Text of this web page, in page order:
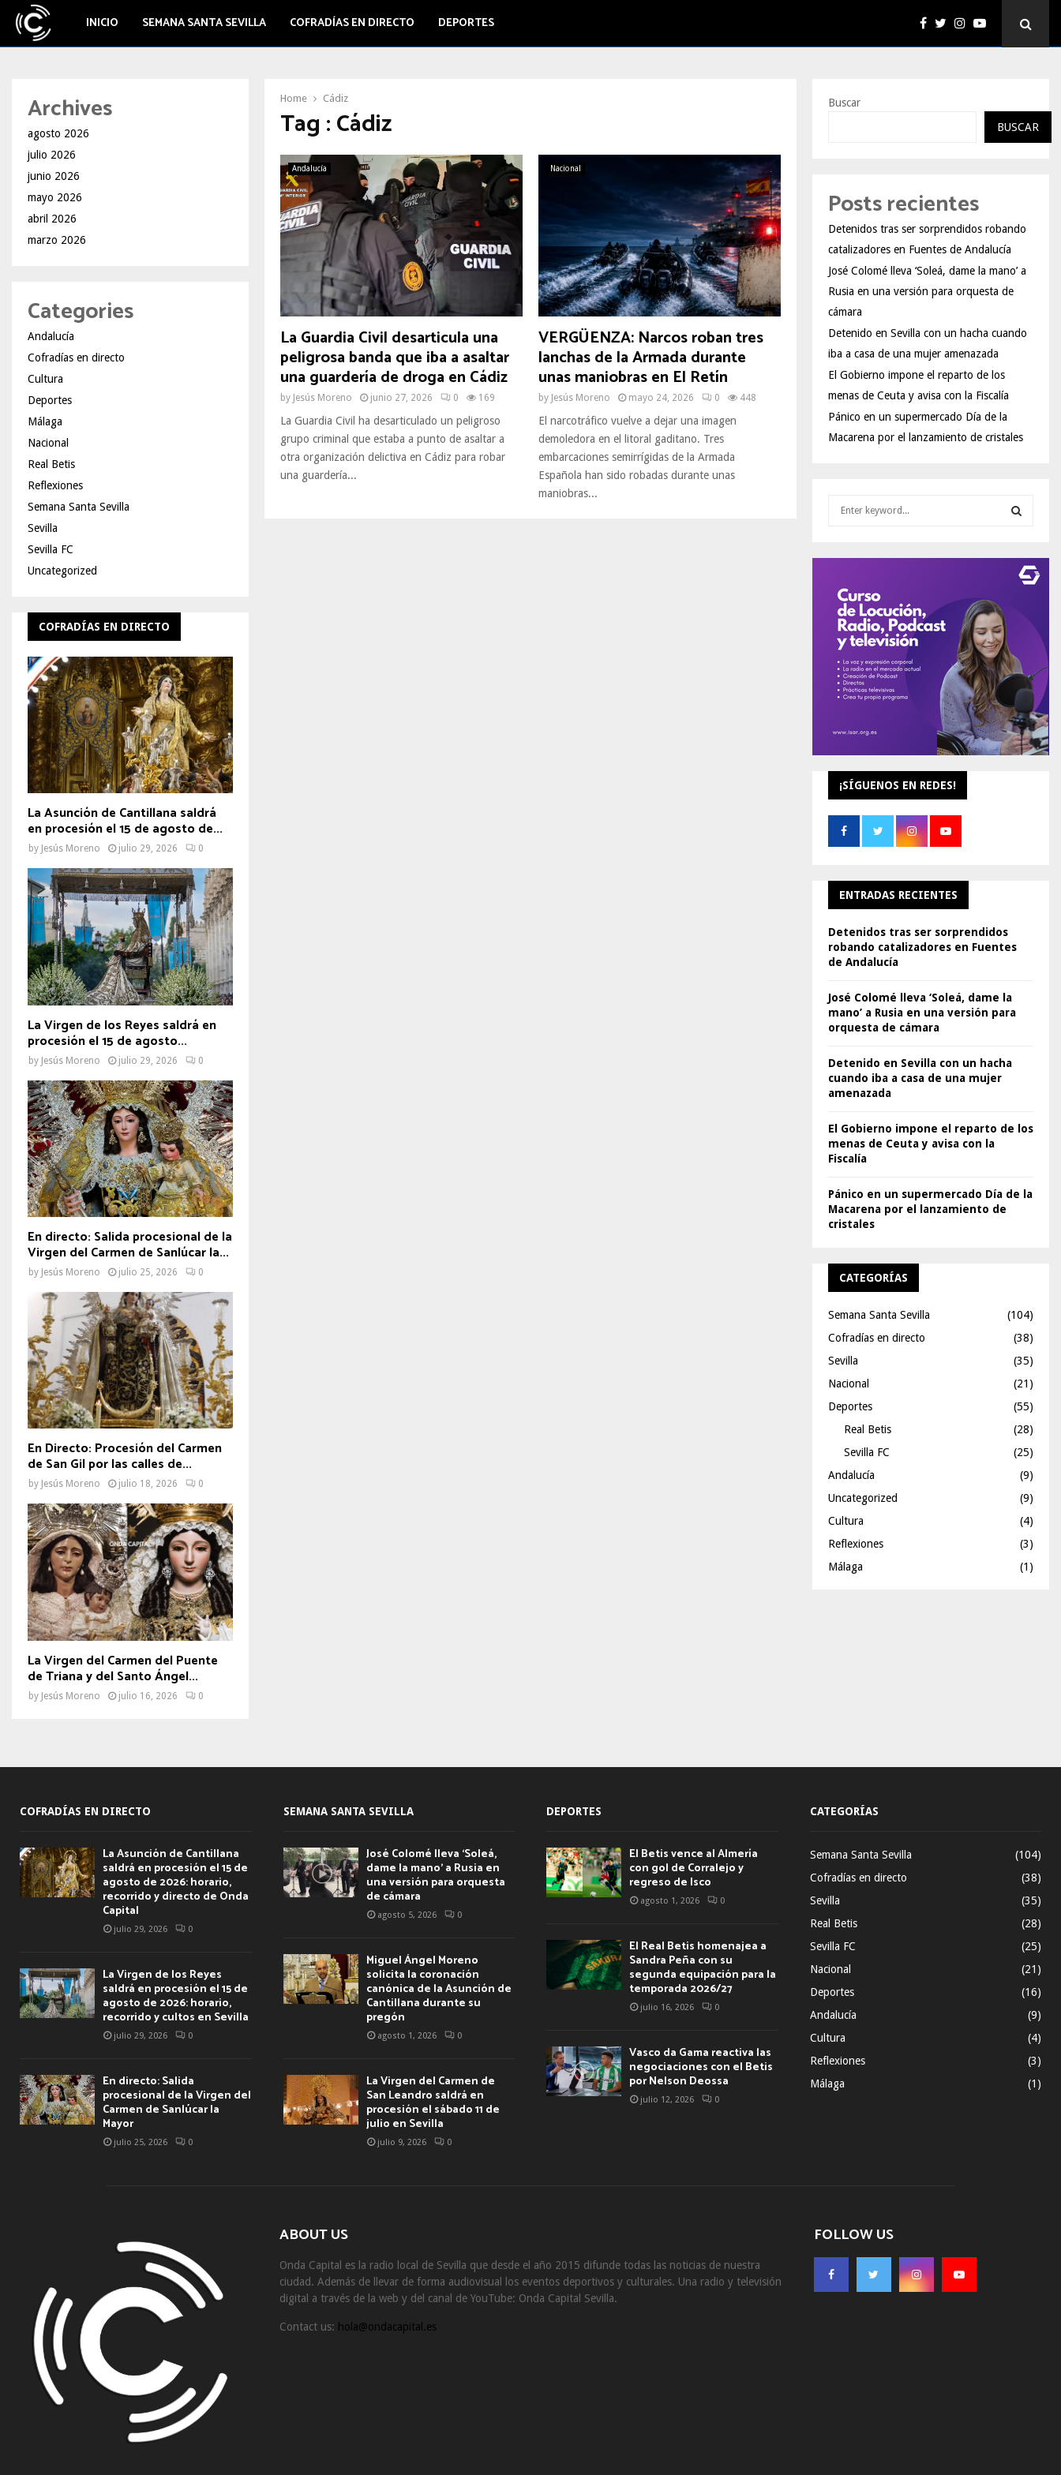
INICIO SEMANA SANTA SEVILLA COFRADÍAS EN DIRECTO DEPORTES
Home Cádiz
Tag : Cádiz
Andalucía
La Guardia Civil desarticula una
peligrosa banda que iba a asaltar
una guardería de droga en Cádiz
by Jesús Moreno junio 27, 2026 0 169
La Guardia Civil ha desarticulado un peligroso
grupo criminal que estaba a punto de asaltar a
otra organización delictiva en Cádiz para robar
una guardería...
Nacional
VERGÜENZA: Narcos roban tres
lanchas de la Armada durante
unas maniobras en El Retín
by Jesús Moreno mayo 24, 2026 0 448
El narcotráfico vuelve a dejar una imagen
demoledora en el litoral gaditano. Tres
embarcaciones semirrígidas de la Armada
Española han sido robadas durante unas
maniobras...
Archives
agosto 2026
julio 2026
junio 2026
mayo 2026
abril 2026
marzo 2026
Categories
Andalucía
Cofradías en directo
Cultura
Deportes
Málaga
Nacional
Real Betis
Reflexiones
Semana Santa Sevilla
Sevilla
Sevilla FC
Uncategorized
COFRADÍAS EN DIRECTO
La Asunción de Cantillana saldrá
en procesión el 15 de agosto de...
by Jesús Moreno julio 29, 2026 0
La Virgen de los Reyes saldrá en
procesión el 15 de agosto...
by Jesús Moreno julio 29, 2026 0
En directo: Salida procesional de la
Virgen del Carmen de Sanlúcar la...
by Jesús Moreno julio 25, 2026 0
En Directo: Procesión del Carmen
de San Gil por las calles de...
by Jesús Moreno julio 18, 2026 0
La Virgen del Carmen del Puente
de Triana y del Santo Ángel...
by Jesús Moreno julio 16, 2026 0
Buscar
BUSCAR
Posts recientes
Detenidos tras ser sorprendidos robando
catalizadores en Fuentes de Andalucía
José Colomé lleva ‘Soleá, dame la mano’ a
Rusia en una versión para orquesta de
cámara
Detenido en Sevilla con un hacha cuando
iba a casa de una mujer amenazada
El Gobierno impone el reparto de los
menas de Ceuta y avisa con la Fiscalía
Pánico en un supermercado Día de la
Macarena por el lanzamiento de cristales
C
H
¡SÍGUENOS EN REDES!
ENTRADAS RECIENTES
Detenidos tras ser sorprendidos
robando catalizadores en Fuentes
de Andalucía
José Colomé lleva ‘Soleá, dame la
mano’ a Rusia en una versión para
orquesta de cámara
Detenido en Sevilla con un hacha
cuando iba a casa de una mujer
amenazada
El Gobierno impone el reparto de los
menas de Ceuta y avisa con la
Fiscalía
Pánico en un supermercado Día de la
Macarena por el lanzamiento de
cristales
CATEGORÍAS
Semana Santa Sevilla
(104)
Cofradías en directo
(38)
Sevilla
(35)
Nacional
(21)
Deportes
(55)
Real Betis
(28)
Sevilla FC
(25)
Andalucía
(9)
Uncategorized
(9)
Cultura
(4)
Reflexiones
(3)
Málaga
(1)
COFRADÍAS EN DIRECTO
La Asunción de Cantillana
saldrá en procesión el 15 de
agosto de 2026: horario,
recorrido y directo de Onda
Capital
julio 29, 2026 0
La Virgen de los Reyes
saldrá en procesión el 15 de
agosto de 2026: horario,
recorrido y cultos en Sevilla
julio 29, 2026 0
En directo: Salida
procesional de la Virgen del
Carmen de Sanlúcar la
Mayor
julio 25, 2026 0
SEMANA SANTA SEVILLA
José Colomé lleva ‘Soleá,
dame la mano’ a Rusia en
una versión para orquesta
de cámara
agosto 5, 2026 0
Miguel Ángel Moreno
solicita la coronación
canónica de la Asunción de
Cantillana durante su
pregón
agosto 1, 2026 0
La Virgen del Carmen de
San Leandro saldrá en
procesión el sábado 11 de
julio en Sevilla
julio 9, 2026 0
DEPORTES
El Betis vence al Almería
con gol de Corralejo y
regreso de Isco
agosto 1, 2026 0
El Real Betis homenajea a
Sandra Peña con su
segunda equipación para la
temporada 2026/27
julio 16, 2026 0
Vasco da Gama reactiva las
negociaciones con el Betis
por Nelson Deossa
julio 12, 2026 0
CATEGORÍAS
Semana Santa Sevilla
(104)
Cofradías en directo
(38)
Sevilla
(35)
Real Betis
(28)
Sevilla FC
(25)
Nacional
(21)
Deportes
(16)
Andalucía
(9)
Cultura
(4)
Reflexiones
(3)
Málaga
(1)
ABOUT US
Onda Capital es la radio local de Sevilla que desde el año 2015 difunde todas las noticias de nuestra
ciudad. Además de llevar de forma audiovisual los eventos deportivos y culturales. Una radio y televisión
digital a través de la web y del canal de YouTube: Onda Capital Sevilla.
Contact us: hola@ondacapital.es
FOLLOW US